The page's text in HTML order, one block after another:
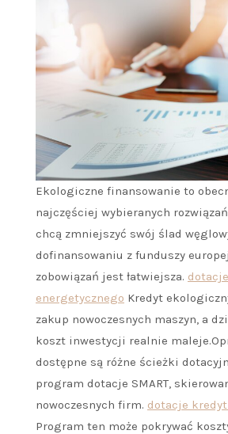
Ekologiczne finansowanie to
najczęściej wybieranych
chcą zmniejszyć swój ślad
dofinansowaniu z funduszy
zobowiązań jest łatwiejsza.
energetycznego Kredyt
zakup nowoczesnych maszyn, a
koszt inwestycji realnie
dostępne są różne ścieżki
program dotacje SMART,
nowoczesnych firm. dotacje
Program ten może pokrywać